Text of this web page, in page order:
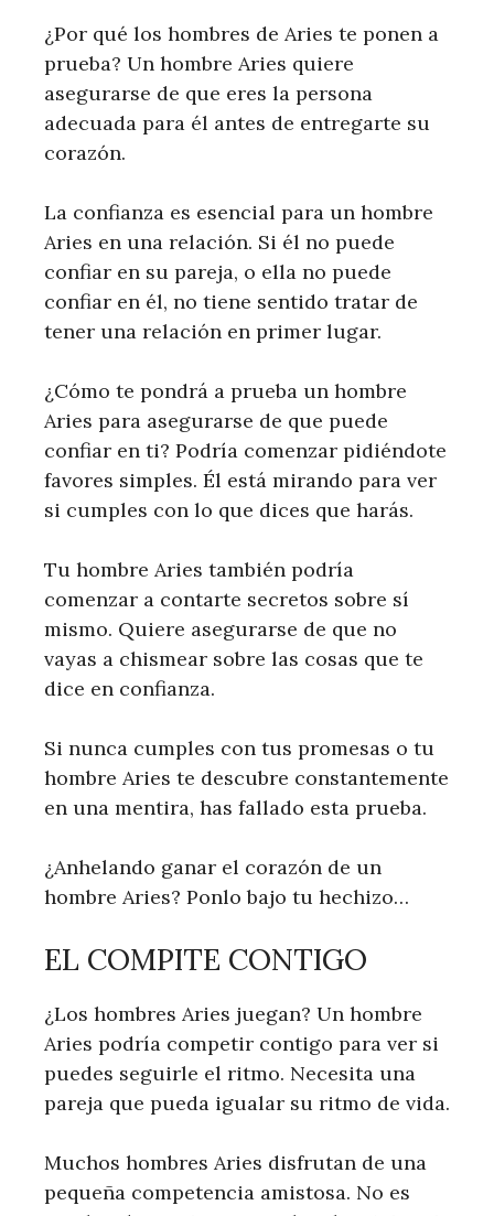
¿Por qué los hombres de Aries te ponen a
prueba? Un hombre Aries quiere
asegurarse de que eres la persona
adecuada para él antes de entregarte su
corazón.
La confianza es esencial para un hombre
Aries en una relación. Si él no puede
confiar en su pareja, o ella no puede
confiar en él, no tiene sentido tratar de
tener una relación en primer lugar.
¿Cómo te pondrá a prueba un hombre
Aries para asegurarse de que puede
confiar en ti? Podría comenzar pidiéndote
favores simples. Él está mirando para ver
si cumples con lo que dices que harás.
Tu hombre Aries también podría
comenzar a contarte secretos sobre sí
mismo. Quiere asegurarse de que no
vayas a chismear sobre las cosas que te
dice en confianza.
Si nunca cumples con tus promesas o tu
hombre Aries te descubre constantemente
en una mentira, has fallado esta prueba.
¿Anhelando ganar el corazón de un
hombre Aries? Ponlo bajo tu hechizo…
EL COMPITE CONTIGO
¿Los hombres Aries juegan? Un hombre
Aries podría competir contigo para ver si
puedes seguirle el ritmo. Necesita una
pareja que pueda igualar su ritmo de vida.
Muchos hombres Aries disfrutan de una
pequeña competencia amistosa. No es